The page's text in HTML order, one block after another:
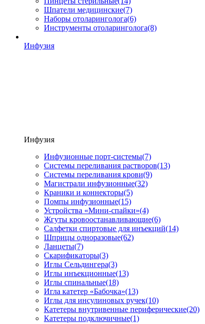
Шпатели медицинские(7)
Наборы отоларинголога(6)
Инструменты отоларинголога(8)
Инфузия
Инфузия
Инфузионные порт-системы(7)
Системы переливания растворов(13)
Системы переливания крови(9)
Магистрали инфузионные(32)
Краники и коннекторы(5)
Помпы инфузионные(15)
Устройства «Мини-спайки»(4)
Жгуты кровоостанавливающие(6)
Салфетки спиртовые для инъекций(14)
Шприцы одноразовые(62)
Ланцеты(7)
Скарификаторы(3)
Иглы Сельдингера(3)
Иглы инъекционные(13)
Иглы спинальные(18)
Игла катетер «Бабочка»(13)
Иглы для инсулиновых ручек(10)
Катетеры внутривенные периферические(20)
Катетеры подключичные(1)